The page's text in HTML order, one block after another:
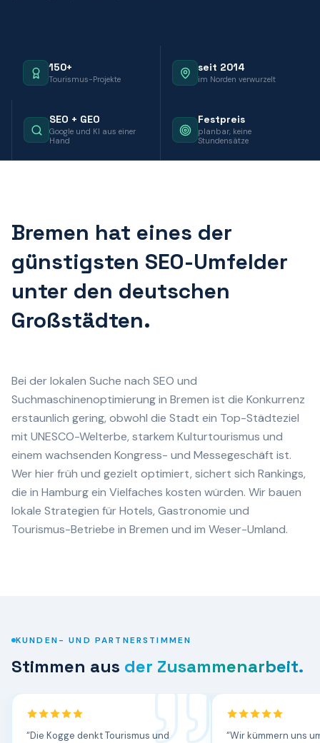
150+
Tourismus-Projekte
seit 2014
im Norden verwurzelt
SEO + GEO
Google und KI aus einer
Hand
Festpreis
planbar, keine
Stundensätze
Bremen hat eines der
günstigsten SEO-Umfelder
unter den deutschen
Großstädten.
Bei der lokalen Suche nach SEO und
Suchmaschinenoptimierung in Bremen ist die Konkurrenz
erstaunlich gering, obwohl die Stadt ein Top-Städteziel
mit UNESCO-Welterbe, starkem Kulturtourismus und
einem wachsenden Kongress- und Messegeschäft ist.
Wer hier früh und gezielt optimiert, sichert sich Rankings,
die in Hamburg ein Vielfaches kosten würden. Wir bauen
lokale Strategien für Hotels, Gastronomie und
Tourismus-Betriebe in Bremen und im Weser-Umland.
KUNDEN- UND PARTNERSTIMMEN
Stimmen aus der Zusammenarbeit.
“Die Kogge denkt Tourismus und
“Wir kümmern uns